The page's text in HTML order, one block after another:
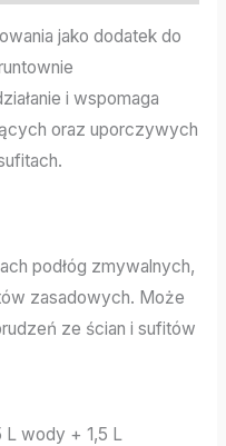
jako dodatek do
i wspomaga
oraz uporczywych
podłóg zmywalnych,
zasadowych. Może
ze ścian i sufitów
L wody + 1,5 L